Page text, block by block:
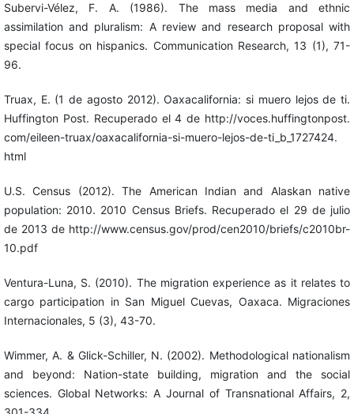
Subervi-Vélez, F. A. (1986). The mass media and ethnic
assimilation and pluralism: A review and research proposal with
special focus on hispanics. Communication Research, 13 (1), 71-
96.
Truax, E. (1 de agosto 2012). Oaxacalifornia: si muero lejos de ti.
Huffington Post. Recuperado el 4 de http://voces.huffingtonpost.
com/eileen-truax/oaxacalifornia-si-muero-lejos-de-ti_b_1727424.
html
U.S. Census (2012). The American Indian and Alaskan native
population: 2010. 2010 Census Briefs. Recuperado el 29 de julio
de 2013 de http://www.census.gov/prod/cen2010/briefs/c2010br-
10.pdf
Ventura-Luna, S. (2010). The migration experience as it relates to
cargo participation in San Miguel Cuevas, Oaxaca. Migraciones
Internacionales, 5 (3), 43-70.
Wimmer, A. & Glick-Schiller, N. (2002). Methodological nationalism
and beyond: Nation-state building, migration and the social
sciences. Global Networks: A Journal of Transnational Affairs, 2,